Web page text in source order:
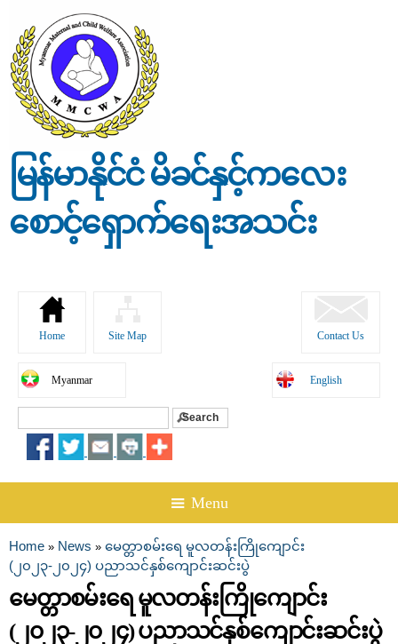
content
မြန်မာနိုင်ငံ မိခင်နှင့်ကလေး
စောင့်ရှောက်ရေးအသင်း
Home Site Map Contact Us
Myanmar English
Search form
☰ Menu
You are here
Home » News » မေတ္တာစမ်းရေ မူလတန်းကြိုကျောင်း
(၂၀၂၃-၂၀၂၄) ပညာသင်နှစ်ကျောင်းဆင်းပွဲ
မေတ္တာစမ်းရေ မူလတန်းကြိုကျောင်း
(၂၀၂၃-၂၀၂၄) ပညာသင်နှစ်ကျောင်းဆင်းပွဲ